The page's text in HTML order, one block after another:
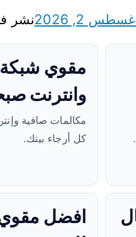
2, 2026 نشر
مقوي
وانترنت
مكالمات صافية
كل أرجاء بيتك.
افضل